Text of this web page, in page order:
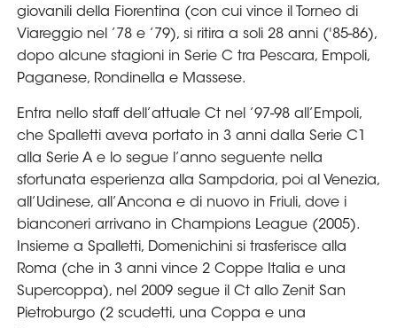
Whistleblowing
Media
Contatti
Assicurazione
Social media